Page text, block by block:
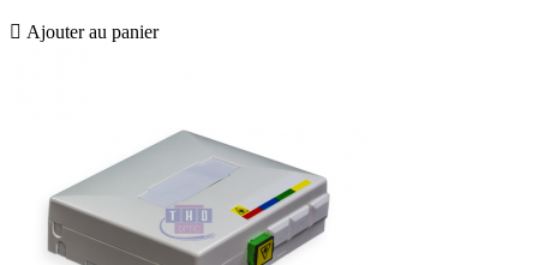
 Ajouter au panier